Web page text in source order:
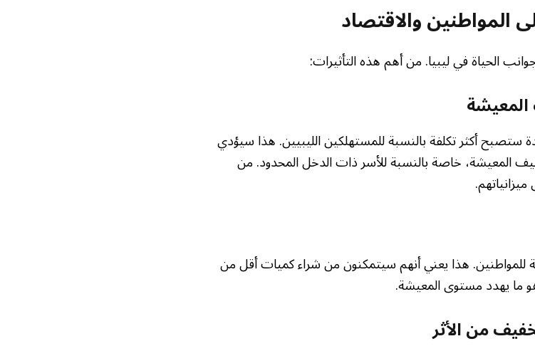
المواطنين والاقتصاد
الحياة في ليبيا. من أهم هذه التأثيرات:
المعيشة
ستصبح أكثر تكلفة بالنسبة للمستهلكين الليبيين. هذا سيؤدي
المعيشة، خاصة بالنسبة للأسر ذات الدخل المحدود. من
للمواطنين. هذا يعني أنهم سيتمكنون من شراء كميات أقل من
ما يهدد مستوى المعيشة.
من الأثر